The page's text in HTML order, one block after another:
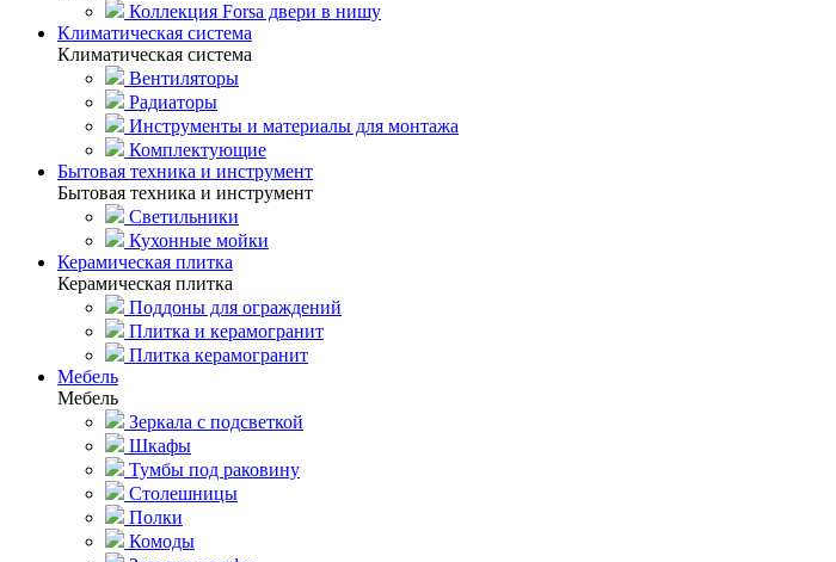
Коллекция Forsa двери в нишу
Климатическая система
Климатическая система
Вентиляторы
Радиаторы
Инструменты и материалы для монтажа
Комплектующие
Бытовая техника и инструмент
Бытовая техника и инструмент
Светильники
Кухонные мойки
Керамическая плитка
Керамическая плитка
Поддоны для ограждений
Плитка и керамогранит
Плитка керамогранит
Мебель
Мебель
Зеркала с подсветкой
Шкафы
Тумбы под раковину
Столешницы
Полки
Комоды